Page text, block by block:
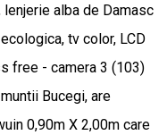
alba de Damasc
tv color, LCD
free - camera 3 (103)
Bucegi, are
0,90m X 2,00m care